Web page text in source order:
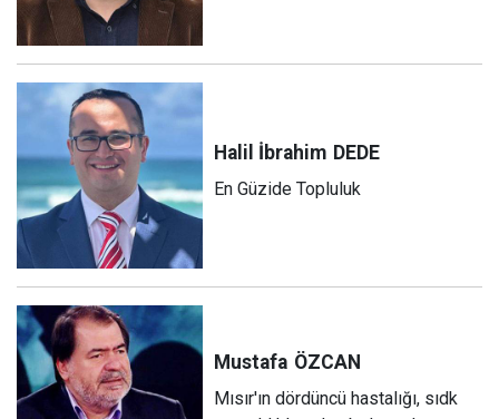
Halil İbrahim DEDE
En Güzide Topluluk
Mustafa ÖZCAN
Mısır'ın dördüncü hastalığı, sıdk